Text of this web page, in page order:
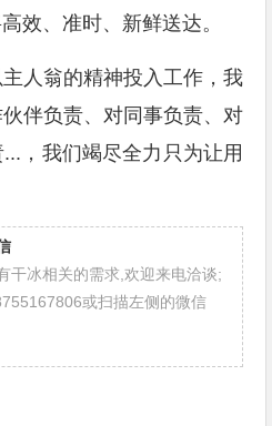
效、准时、新鲜送达。
人翁的精神投入工作，我
伴负责、对同事负责、对
，我们竭尽全力只为让用
干冰相关的需求,欢迎来电洽谈;
或扫描左侧的微信